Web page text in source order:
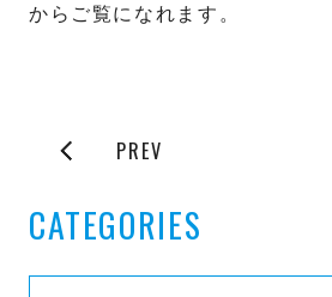
からご覧になれます。
PREV
CATEGORIES